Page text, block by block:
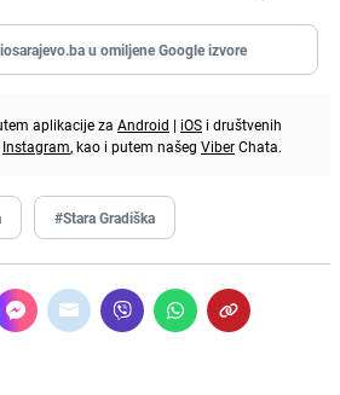
u omiljene Google izvore
aplikacije za Android | iOS i društvenih
Instagram, kao i putem našeg ViberChata.
#Stara Gradiška